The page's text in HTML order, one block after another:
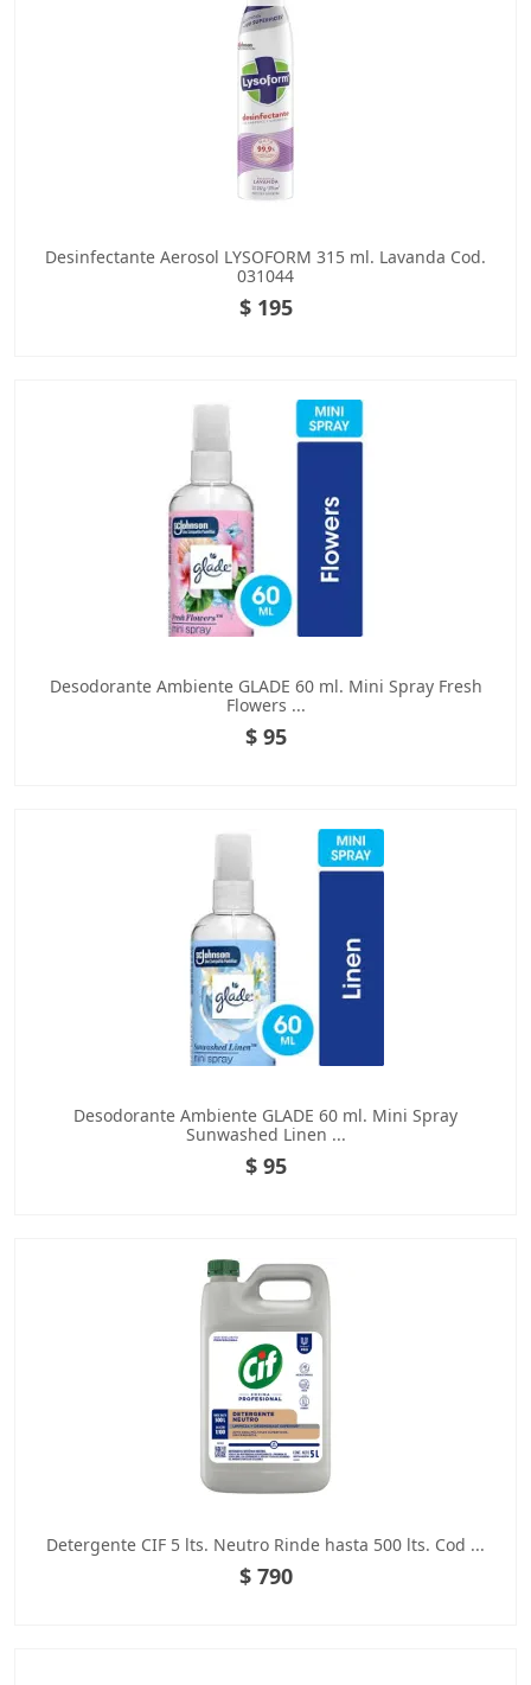
Desinfectante Aerosol LYSOFORM 315 ml. Lavanda Cod.
031044
$ 195
Desodorante Ambiente GLADE 60 ml. Mini Spray Fresh
Flowers ...
$ 95
Desodorante Ambiente GLADE 60 ml. Mini Spray
Sunwashed Linen ...
$ 95
Detergente CIF 5 lts. Neutro Rinde hasta 500 lts. Cod ...
$ 790